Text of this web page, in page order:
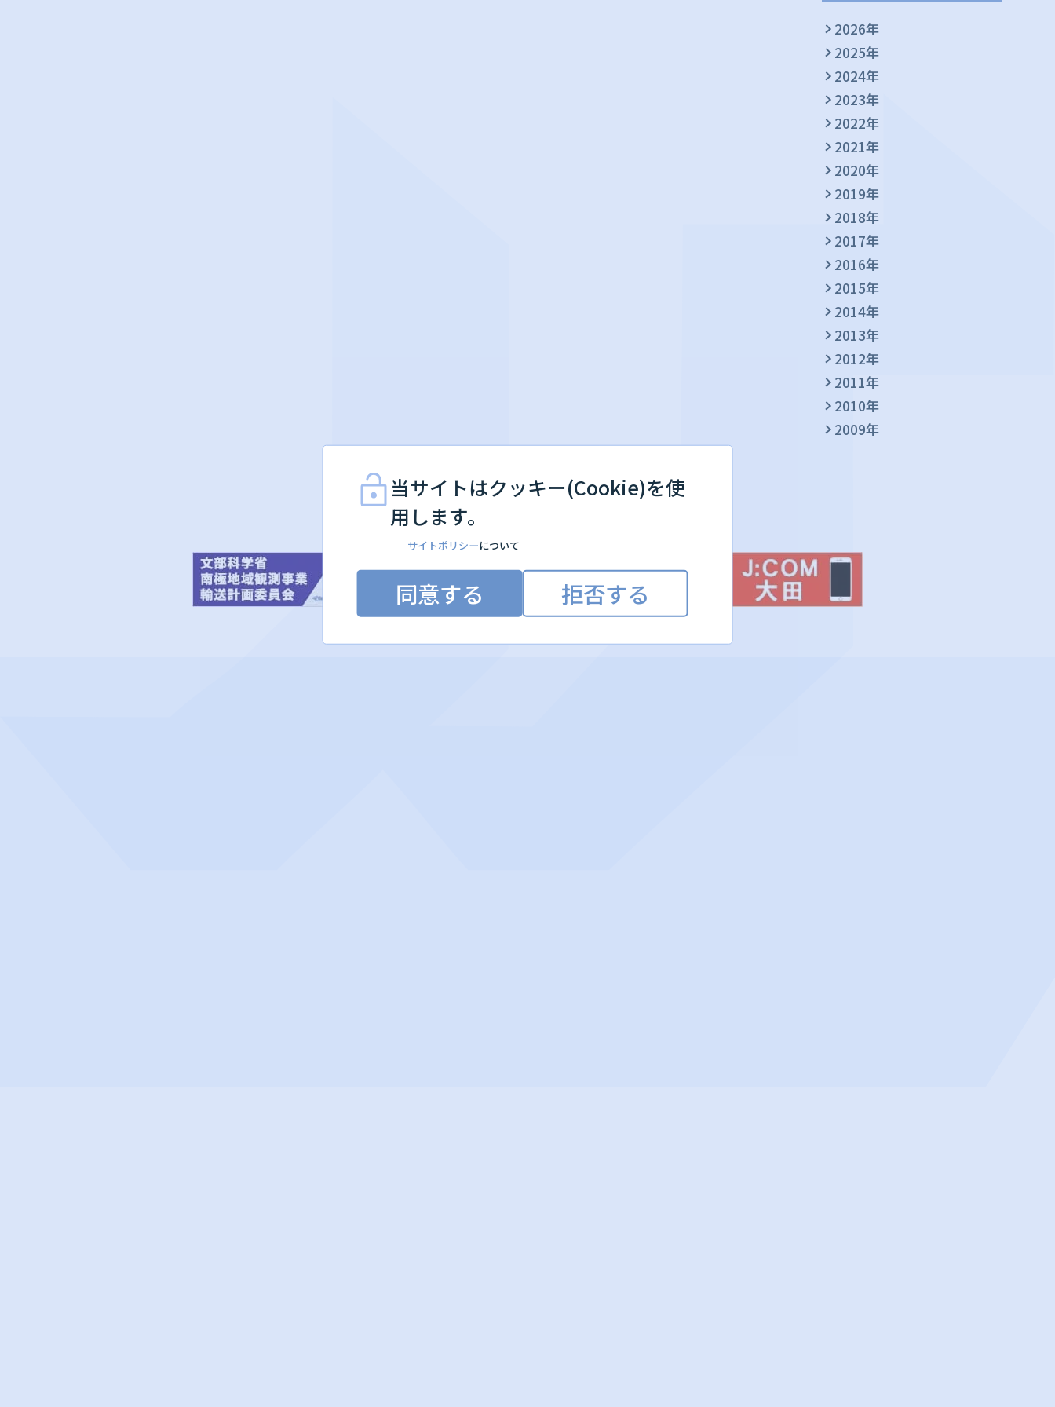
当サイトはクッキー(Cookie)を使
用します。
サイトポリシーについて
同意する 拒否する
2026年
2025年
2024年
2023年
2022年
2021年
2020年
2019年
2018年
2017年
2016年
2015年
2014年
2013年
2012年
2011年
2010年
2009年